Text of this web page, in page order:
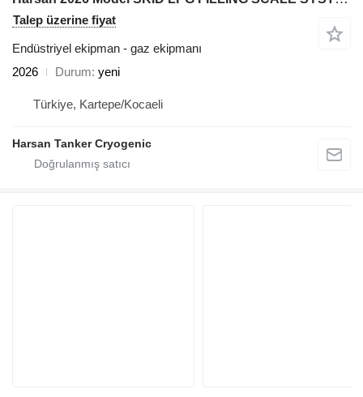
Talep üzerine fiyat
Endüstriyel ekipman - gaz ekipmanı
2026
Durum yeni
Türkiye, Kartepe/Kocaeli
Harsan Tanker Cryogenic